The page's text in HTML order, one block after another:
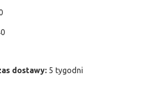
dostawy: 5 tygodni